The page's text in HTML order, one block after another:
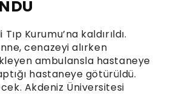
Kurumu’na kaldırıldı.
cenazeyi alırken
ambulansla hastaneye
hastaneye götürüldü.
Akdeniz Üniversitesi